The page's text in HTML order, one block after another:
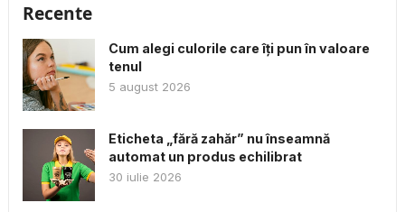
Recente
Cum alegi culorile care îți pun în valoare
tenul
5 august 2026
Eticheta „fără zahăr” nu înseamnă
automat un produs echilibrat
30 iulie 2026